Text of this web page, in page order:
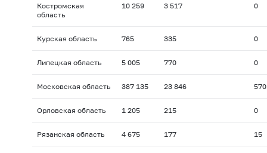
Костромская
область
10 259 3 517 0
Курская область 765 335 0
Липецкая область 5 005 770 0
Московская область 387 135 23 846 570
Орловская область 1 205 215 0
Рязанская область 4 675 177 15